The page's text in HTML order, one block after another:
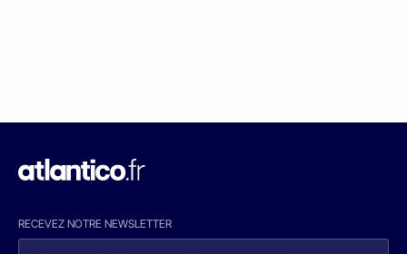
RECEVEZ NOTRE NEWSLETTER